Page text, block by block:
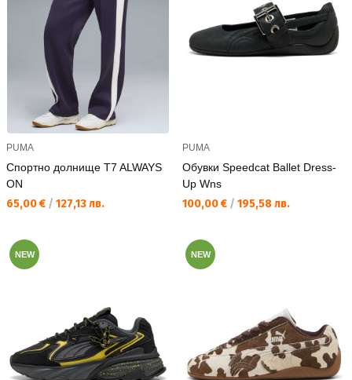
PUMA
Спортно долнище T7 ALWAYS
ON
Текуща цена:
65,00 € / 127,13 лв.
PUMA
Обувки Speedcat Ballet Dress-
Up Wns
Текуща цена:
100,00 € / 195,58 лв.
NEW NEW